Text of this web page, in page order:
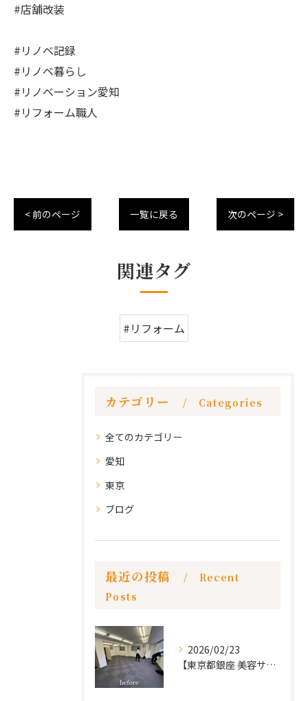
#店舗改装
#リノベ記録
#リノベ暮らし
#リノベーション愛知
#リフォーム職人
< 前のページ 一覧に戻る 次のページ >
関連タグ
#リフォーム
カテゴリー Categories
全てのカテゴリー
愛知
東京
ブログ
最近の投稿
Recent
Posts
2026/02/23
【東京都銀座 美容サロン店舗工事】